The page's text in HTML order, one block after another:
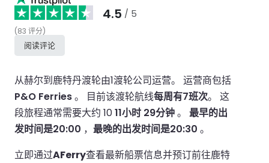
4.5 / 5
(83 评分)
阅读评论
从赫尔到鹿特丹渡轮由1渡轮公司运营。 运营商包括
P&O Ferries。 目前该渡轮航线每周有7班次。 这
段旅程通常需要大约 1011小时 29分钟。 最早的出
发时间是20:00 ， 最晚的出发时间是20:30 。
立即通过AFerry查看最新船票信息并预订前往鹿特